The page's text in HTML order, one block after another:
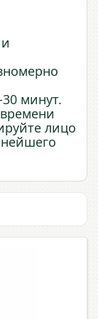
минут.
лицо